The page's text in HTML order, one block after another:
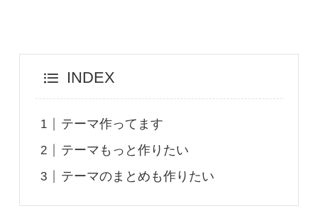
INDEX
テーマ作ってます
テーマもっと作りたい
テーマのまとめも作りたい